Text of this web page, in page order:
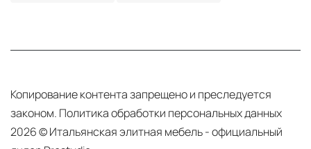
Копирование контента запрещено и преследуется
законом. Политика обработки персональных данных
2026 © Итальянская элитная мебель - официальный